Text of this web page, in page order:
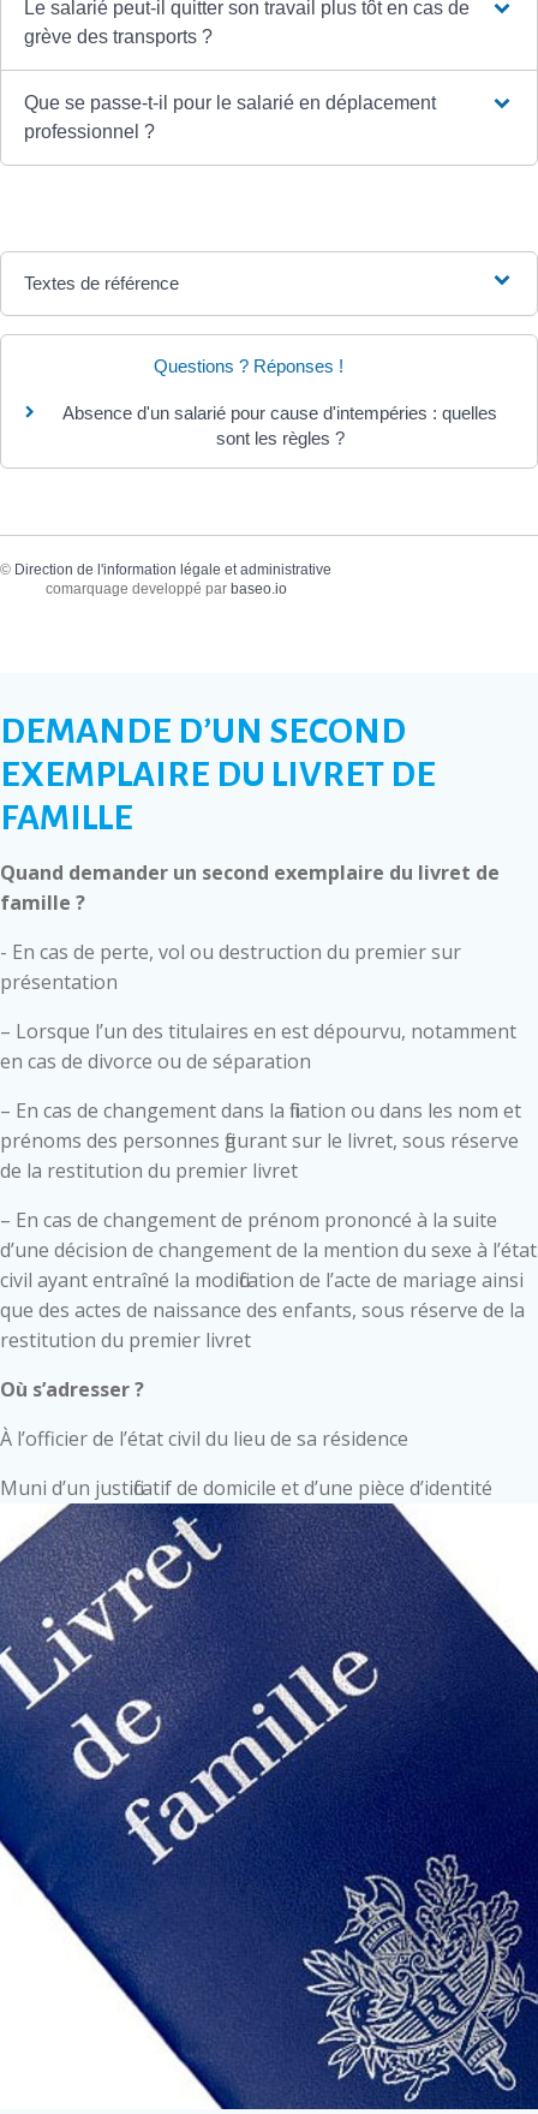
Le salarié peut-il quitter son travail plus tôt en cas de
grève des transports ?
Que se passe-t-il pour le salarié en déplacement
professionnel ?
Textes de référence
Questions ? Réponses !
Absence d'un salarié pour cause d'intempéries : quelles
sont les règles ?
© Direction de l'information légale et administrative
comarquage developpé par baseo.io
DEMANDE D’UN SECOND
EXEMPLAIRE DU LIVRET DE
FAMILLE
Quand demander un second exemplaire du livret de
famille ?
- En cas de perte, vol ou destruction du premier sur
présentation
– Lorsque l’un des titulaires en est dépourvu, notamment
en cas de divorce ou de séparation
– En cas de changement dans la filiation ou dans les nom et
prénoms des personnes figurant sur le livret, sous réserve
de la restitution du premier livret
– En cas de changement de prénom prononcé à la suite
d’une décision de changement de la mention du sexe à l’état
civil ayant entraîné la modification de l’acte de mariage ainsi
que des actes de naissance des enfants, sous réserve de la
restitution du premier livret
Où s’adresser ?
À l’officier de l’état civil du lieu de sa résidence
Muni d’un justificatif de domicile et d’une pièce d’identité